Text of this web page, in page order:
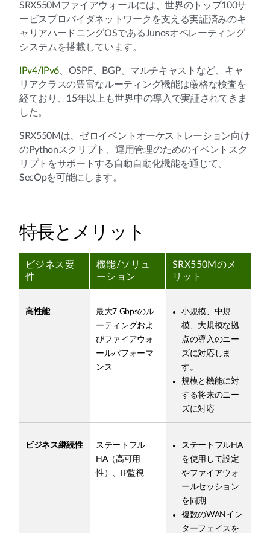
SRX550Mファイアウォールには、世界のトップ100サ
ービスプロバイダネットワークを支える実証済みのキ
ャリアハードニングOSであるJunosオペレーティング
システムを搭載しています。
IPv4/IPv6 、OSPF、BGP、マルチキャストなど、キャ
リアクラスの豊富なルーティング機能は厳格な検査を
経ており、15年以上も世界中の導入で実証されてきま
した。
SRX550Mは、ゼロイベントオーケストレーション向け
のPythonスクリプト、運用管理のためのイベントスク
リプトをサポートする自動自動化機能を通じて、
SecOpを可能にします。
特長とメリット
ビジネス要
件
機能/ソリュ
ーション
SRX550Mのメ
リット
高性能
最大7 Gbpsのル
ーティングおよ
びファイアウォ
ールパフォーマ
ンス
小規模、中規
模、大規模な拠
点の導入のニー
ズに対応しま
す。
規模と機能に対
する将来のニー
ズに対応
ビジネス継続性
ステートフル
HA（高可用
性）、IP監視
ステートフルHA
を使用して設定
やファイアウォ
ールセッション
を同期
複数のWANイン
ターフェイスを